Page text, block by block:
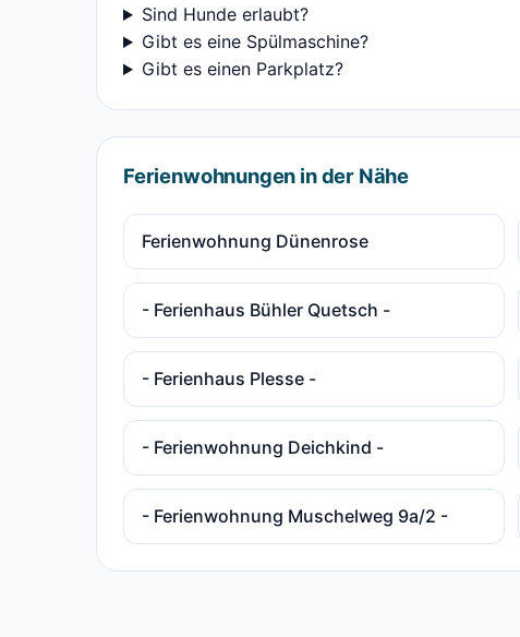
Sind Hunde erlaubt?
Gibt es eine Spülmaschine?
Gibt es einen Parkplatz?
Ferienwohnungen in der Nähe
Ferienwohnung Dünenrose
- Ferienhaus Bühler Quetsch -
- Ferienhaus Plesse -
- Ferienwohnung Deichkind -
- Ferienwohnung Muschelweg 9a/2 -